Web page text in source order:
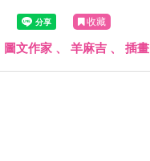
收藏
圖文作家 、 羊麻吉 、 插畫